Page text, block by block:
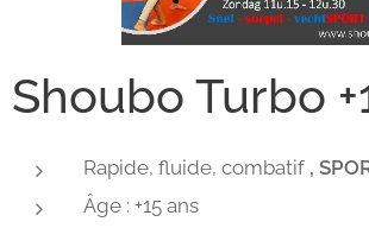
Shoubo Turbo
Rapide, fluide, combatif ,
Âge : +15 ans